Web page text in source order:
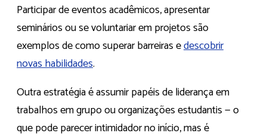
Participar de eventos acadêmicos, apresentar
seminários ou se voluntariar em projetos são
exemplos de como superar barreiras edescobrir
novas habilidades.
Outra estratégia é assumir papéis de liderança em
trabalhos em grupo ou organizações estudantis — o
que pode parecer intimidador no início, mas é